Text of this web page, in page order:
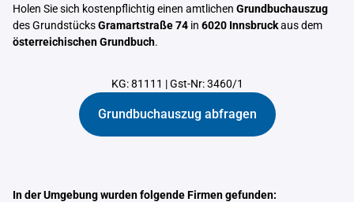
Holen Sie sich kostenpflichtig einen amtlichen Grundbuchauszug
des GrundstücksGramartstraße 74 in 6020 Innsbruckaus dem
österreichischen Grundbuch.
KG: 81111 |Gst-Nr: 3460/1
Grundbuchauszug abfragen
In der Umgebung wurden folgende Firmen gefunden: